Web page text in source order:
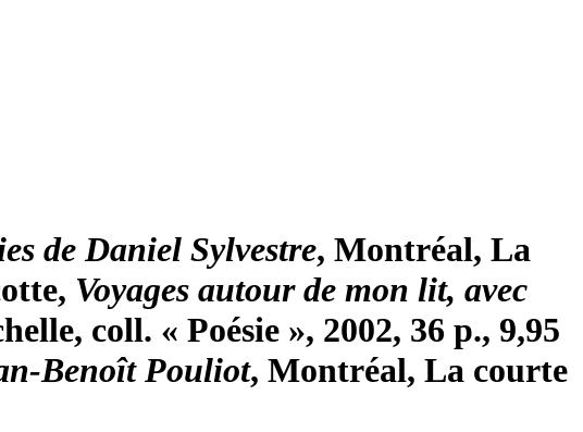
de Daniel Sylvestre, Montréal, La
Voyages autour de mon lit, avec
coll. « Poésie », 2002, 36 p., 9,95
Benoît Pouliot, Montréal, La courte